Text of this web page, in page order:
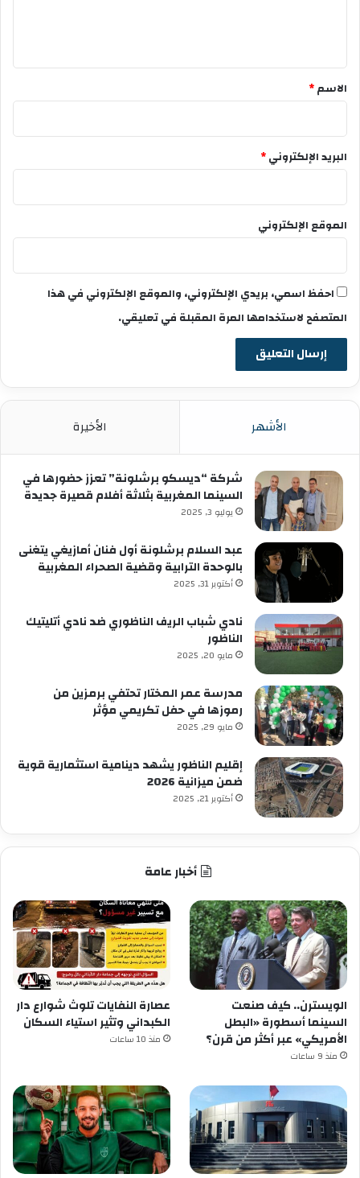
*
الاسم*
البريد الإلكتروني*
الموقع الإلكتروني
احفظ اسمي، بريدي الإلكتروني، والموقع الإلكتروني في هذا
المتصفح لاستخدامها المرة المقبلة في تعليقي.
الأشهر الأخيرة
شركة “ديسكو برشلونة” تعزز حضورها في
السينما المغربية بثلاثة أفلام قصيرة جديدة
يوليو 3, 2025
عبد السلام برشلونة أول فنان أمازيغي يتغنى
بالوحدة الترابية وقضية الصحراء المغربية
أكتوبر 31, 2025
نادي شباب الريف الناظوري ضد نادي أتليتيك
الناظور
مايو 20, 2025
مدرسة عمر المختار تحتفي برمزين من
رموزها في حفل تكريمي مؤثر
مايو 29, 2025
إقليم الناظور يشهد دينامية استثمارية قوية
ضمن ميزانية 2026
أكتوبر 21, 2025
أخبار عامة
الويسترن.. كيف صنعت
السينما أسطورة «البطل
الأمريكي» عبر أكثر من قرن؟
منذ 9 ساعات
عصارة النفايات تلوث شوارع دار
الكبداني وتثير استياء السكان
منذ 10 ساعات